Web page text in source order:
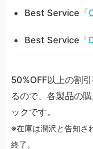
Best Service「
Best Service「
50%OFF以上の割
るので、各製品の
ックです。
※在庫は潤沢と告知さ
終了。